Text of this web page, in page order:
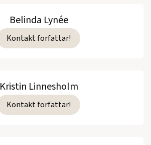
Belinda Lynée
Kontakt forfattar!
Kristin Linnesholm
Kontakt forfattar!